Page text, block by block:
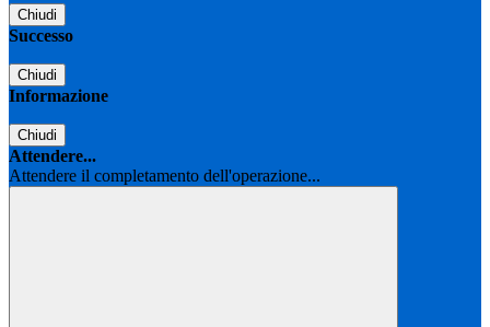
Chiudi
Successo
Chiudi
Informazione
Chiudi
Attendere...
Attendere il completamento dell'operazione...